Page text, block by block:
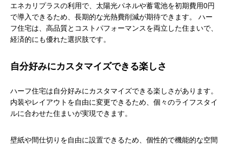
エネカリプラスの利用で、太陽光パネルや蓄電池を初期費用0円
で導入できるため、長期的な光熱費削減が期待できます。 ハー
フ住宅は、高品質とコストパフォーマンスを両立した住まいで、
経済的にも優れた選択肢です。
自分好みにカスタマイズできる楽しさ
ハーフ住宅は自分好みにカスタマイズできる楽しさがあります。
内装やレイアウトを自由に変更できるため、個々のライフスタイ
ルに合わせた住まいが実現できます。
壁紙や間仕切りを自由に設置できるため、個性的で機能的な空間